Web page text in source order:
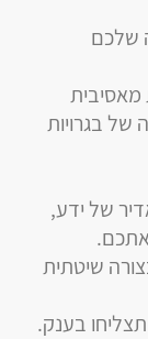
שלכם
אנו מכסים אתכם על 40 שנה של בגרויות
של ידע,
אתכם.
שיטתית
בענק.